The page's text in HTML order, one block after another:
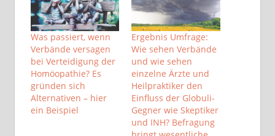
Was passiert, wenn
Verbände versagen
bei Verteidigung der
Homöopathie? Es
gründen sich
Alternativen – hier
ein Beispiel
Ergebnis Umfrage:
Wie sehen Verbände
und wie sehen
einzelne Ärzte und
Heilpraktiker den
Einfluss der Globuli-
Gegner wie Skeptiker
und INH? Befragung